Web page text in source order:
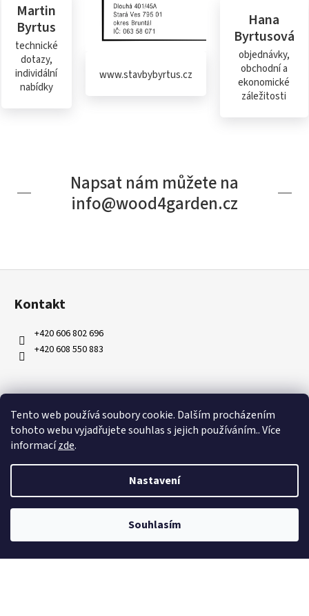
Tento web používá soubory cookie. Dalším procházením
tohoto webu vyjadřujete souhlas s jejich používáním.. Více
informacízde.
Nastavení
Souhlasím
Martin
Byrtus
technické
dotazy,
individální
nabídky
www.stavbybyrtus.cz
Hana
Byrtusová
objednávky,
obchodní a
ekonomické
záležitosti
Napsat nám můžete na
info@wood4garden.cz
Z
Kontakt
+420 606 802 696
+420 608 550 883
Informace o nákupu
Doprava a platby